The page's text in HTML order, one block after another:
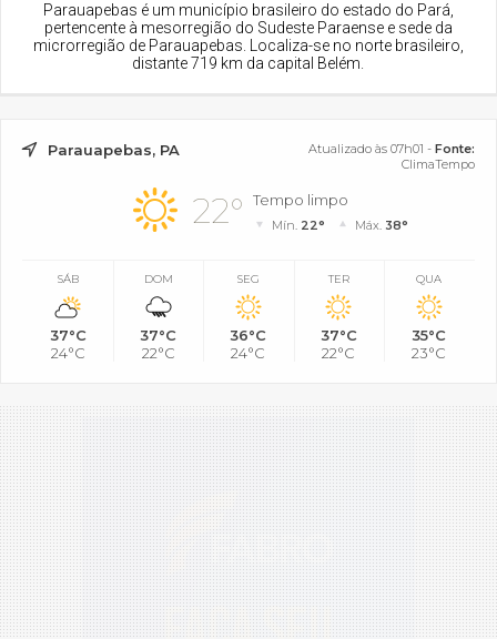
Parauapebas é um município brasileiro do estado do Pará,
pertencente à mesorregião do Sudeste Paraense e sede da
microrregião de Parauapebas. Localiza-se no norte brasileiro,
distante 719 km da capital Belém.
Parauapebas, PA Atualizado às 07h01 - Fonte:
ClimaTempo
22° Tempo limpo
Mín. 22° Máx. 38°
SÁB
37°C
24°C
DOM
37°C
22°C
SEG
36°C
24°C
TER
37°C
22°C
QUA
35°C
23°C